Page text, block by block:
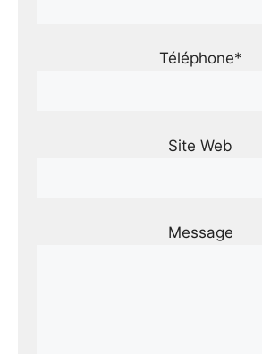
Téléphone*
Site Web
Message